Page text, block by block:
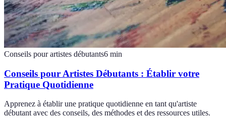
Conseils pour artistes débutants6 min
Conseils pour Artistes Débutants : Établir votre
Pratique Quotidienne
Apprenez à établir une pratique quotidienne en tant qu'artiste
débutant avec des conseils, des méthodes et des ressources utiles.